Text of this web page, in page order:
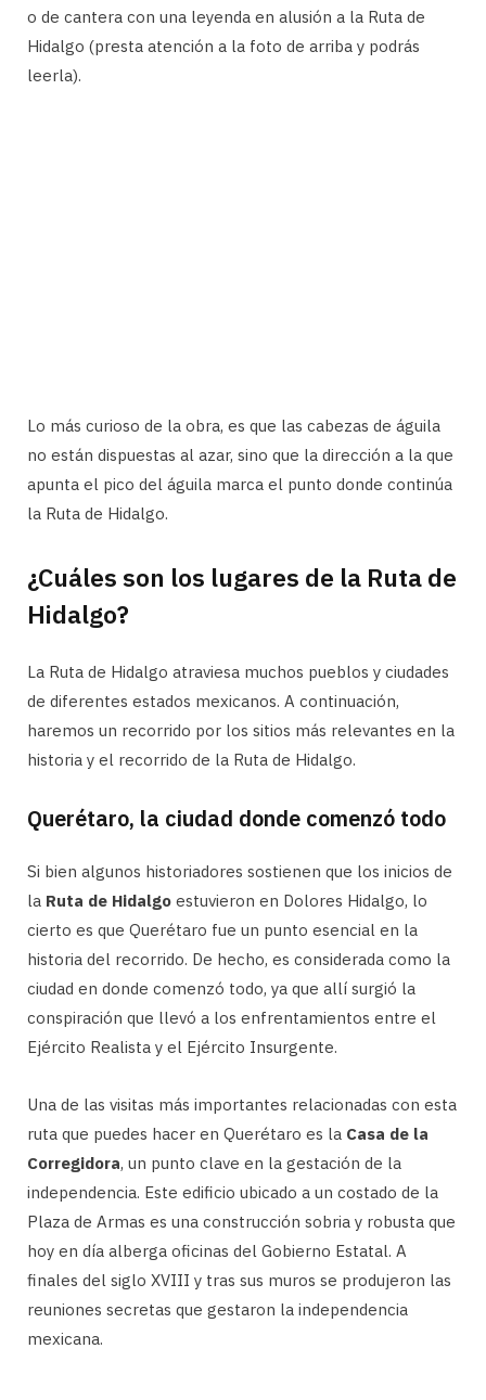
o de cantera con una leyenda en alusión a la Ruta de
Hidalgo (presta atención a la foto de arriba y podrás
leerla).
Lo más curioso de la obra, es que las cabezas de águila
no están dispuestas al azar, sino que la dirección a la que
apunta el pico del águila marca el punto donde continúa
la Ruta de Hidalgo.
¿Cuáles son los lugares de la Ruta de
Hidalgo?
La Ruta de Hidalgo atraviesa muchos pueblos y ciudades
de diferentes estados mexicanos. A continuación,
haremos un recorrido por los sitios más relevantes en la
historia y el recorrido de la Ruta de Hidalgo.
Querétaro, la ciudad donde comenzó todo
Si bien algunos historiadores sostienen que los inicios de
la Ruta de Hidalgo estuvieron en Dolores Hidalgo, lo
cierto es que Querétaro fue un punto esencial en la
historia del recorrido. De hecho, es considerada como la
ciudad en donde comenzó todo, ya que allí surgió la
conspiración que llevó a los enfrentamientos entre el
Ejército Realista y el Ejército Insurgente.
Una de las visitas más importantes relacionadas con esta
ruta que puedes hacer en Querétaro es la Casa de la
Corregidora, un punto clave en la gestación de la
independencia. Este edificio ubicado a un costado de la
Plaza de Armas es una construcción sobria y robusta que
hoy en día alberga oficinas del Gobierno Estatal. A
finales del siglo XVIII y tras sus muros se produjeron las
reuniones secretas que gestaron la independencia
mexicana.